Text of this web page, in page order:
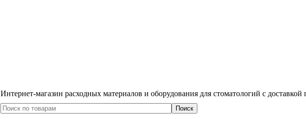
Интернет-магазин расходных материалов и оборудования для стоматологий с